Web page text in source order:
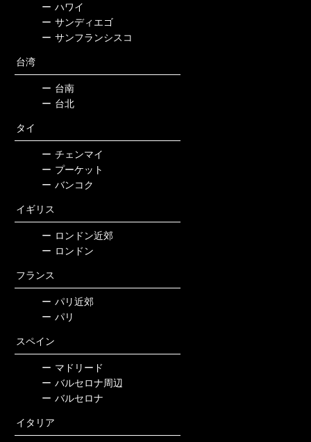
ー ハワイ
ー サンディエゴ
ー サンフランシスコ
台湾
ー 台南
ー 台北
タイ
ー チェンマイ
ー プーケット
ー バンコク
イギリス
ー ロンドン近郊
ー ロンドン
フランス
ー パリ近郊
ー パリ
スペイン
ー マドリード
ー バルセロナ周辺
ー バルセロナ
イタリア